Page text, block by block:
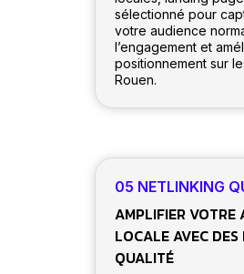
sélectionné pour
votre audience
l’engagement et
positionnement sur
Rouen.
05 NETLINKING
AMPLIFIER VOTRE
LOCALE AVEC DES
QUALITÉ